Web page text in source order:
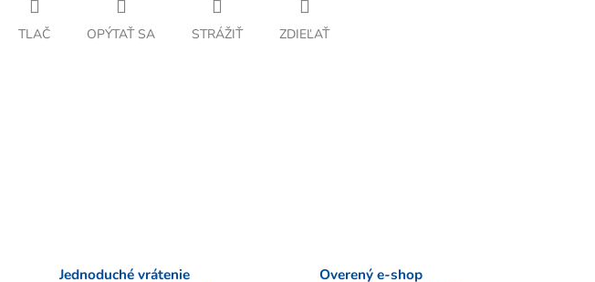
TLAČ OPÝTAŤ SA STRÁŽIŤ ZDIEĽAŤ
Jednoduché vrátenie Overený e-shop